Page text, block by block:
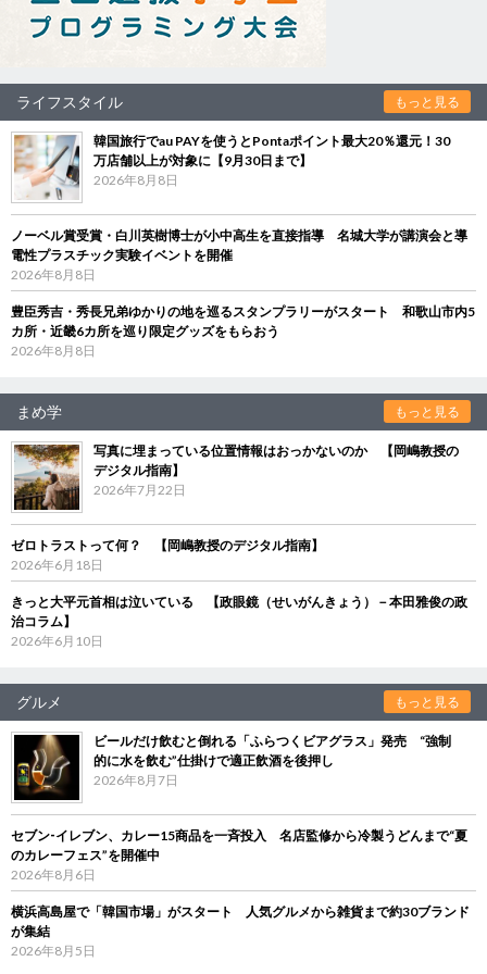
ライフスタイル もっと見る
韓国旅行でau PAYを使うとPontaポイント最大20％還元！30
万店舗以上が対象に【9月30日まで】
2026年8月8日
ノーベル賞受賞・白川英樹博士が小中高生を直接指導 名城大学が講演会と導
電性プラスチック実験イベントを開催
2026年8月8日
豊臣秀吉・秀長兄弟ゆかりの地を巡るスタンプラリーがスタート 和歌山市内5
カ所・近畿6カ所を巡り限定グッズをもらおう
2026年8月8日
まめ学 もっと見る
写真に埋まっている位置情報はおっかないのか 【岡嶋教授の
デジタル指南】
2026年7月22日
ゼロトラストって何？ 【岡嶋教授のデジタル指南】
2026年6月18日
きっと大平元首相は泣いている 【政眼鏡（せいがんきょう）－本田雅俊の政
治コラム】
2026年6月10日
グルメ もっと見る
ビールだけ飲むと倒れる「ふらつくビアグラス」発売 “強制
的に水を飲む”仕掛けで適正飲酒を後押し
2026年8月7日
セブン‐イレブン、カレー15商品を一斉投入 名店監修から冷製うどんまで“夏
のカレーフェス”を開催中
2026年8月6日
横浜高島屋で「韓国市場」がスタート 人気グルメから雑貨まで約30ブランド
が集結
2026年8月5日